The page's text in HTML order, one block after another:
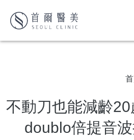
不動刀也能減齡20
doublo倍提音